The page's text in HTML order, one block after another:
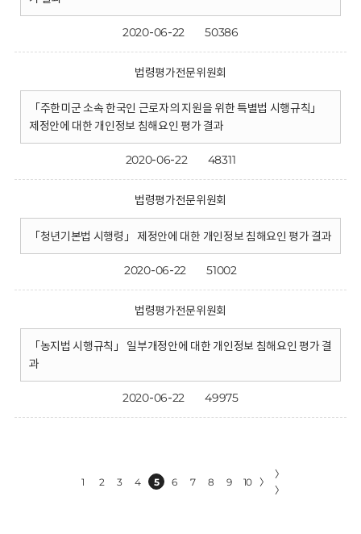
2020-06-22 50386
법령평가전문위원회
「주한미군 소속 한국인 근로자의 지원을 위한 특별법 시행규칙」
제정안에 대한 개인정보 침해요인 평가 결과
2020-06-22 48311
법령평가전문위원회
「청년기본법 시행령」 제정안에 대한 개인정보 침해요인 평가 결과
2020-06-22 51002
법령평가전문위원회
「농지법 시행규칙」 일부개정안에 대한 개인정보 침해요인 평가 결
과
2020-06-22 49975
1 2 3 4 5 6 7 8 9 10 〉
〉
〉